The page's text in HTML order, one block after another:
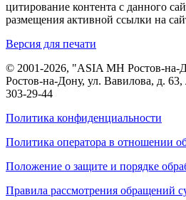
цитирование контента с данного
размещения активной ссылки на
Версия для печати
© 2001-2026, "ASIA MH Ростов-на-
Ростов-на-Дону, ул. Вавилова, д.
303-29-44
Политика конфиденциальности
Политика оператора в отношении
Положение о защите и порядке
Правила рассмотрения обращений